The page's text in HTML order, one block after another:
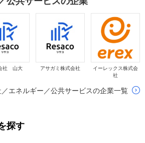
社 山大 アサガミ株式会社
イーレックス株式会
社
エネルギー／公共サービスの企業一覧
探す